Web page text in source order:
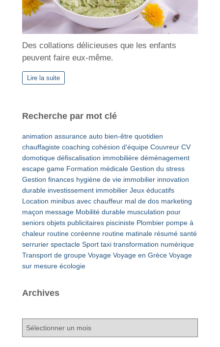
Des collations délicieuses que les enfants
peuvent faire eux-même.
Lire la suite
Recherche par mot clé
animation assurance auto bien-être quotidien
chauffagiste coaching cohésion d'équipe Couvreur CV
domotique défiscalisation immobilière déménagement
escape game Formation médicale Gestion du stress
Gestion finances hygiène de vie immobilier innovation
durable investissement immobilier Jeux éducatifs
Location minibus avec chauffeur mal de dos marketing
maçon message Mobilité durable musculation pour
seniors objets publicitaires pisciniste Plombier pompe à
chaleur routine coréenne routine matinale résumé santé
serrurier spectacle Sport taxi transformation numérique
Transport de groupe Voyage Voyage en Grèce Voyage
sur mesure écologie
Archives
A
c